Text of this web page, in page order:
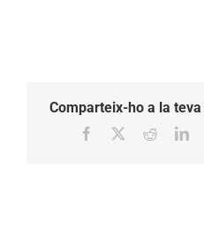
Comparteix-ho a la
Facebook Reddit